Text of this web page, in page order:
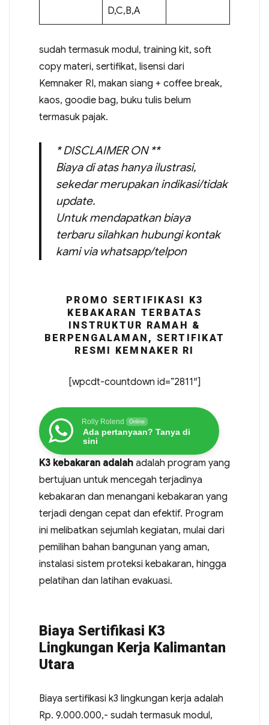
D,C,B,A
sudah termasuk modul, training kit, soft
copy materi, sertifikat, lisensi dari
Kemnaker RI, makan siang + coffee break,
kaos, goodie bag, buku tulis belum
termasuk pajak.
* DISCLAIMER ON **
Biaya di atas hanya ilustrasi,
sekedar merupakan indikasi/tidak
update.
Untuk mendapatkan biaya
terbaru silahkan hubungi kontak
kami via whatsapp/telpon
PROMO SERTIFIKASI K3
KEBAKARAN TERBATAS
INSTRUKTUR RAMAH &
BERPENGALAMAN, SERTIFIKAT
RESMI KEMNAKER RI
[wpcdt-countdown id=”2811″]
Rolly Rolend Online
Ada pertanyaan? Tanya di
sini
K3 kebakaran adalahadalah program yang
bertujuan untuk mencegah terjadinya
kebakaran dan menangani kebakaran yang
terjadi dengan cepat dan efektif. Program
ini melibatkan sejumlah kegiatan, mulai dari
pemilihan bahan bangunan yang aman,
instalasi sistem proteksi kebakaran, hingga
pelatihan dan latihan evakuasi.
Biaya Sertifikasi K3
Lingkungan Kerja Kalimantan
Utara
Biaya sertifikasi k3 lingkungan kerja adalah
Rp. 9.000.000,- sudah termasuk modul,